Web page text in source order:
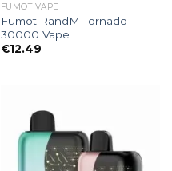
FUMOT VAPE
Fumot RandM Tornado
30000 Vape
€12.49